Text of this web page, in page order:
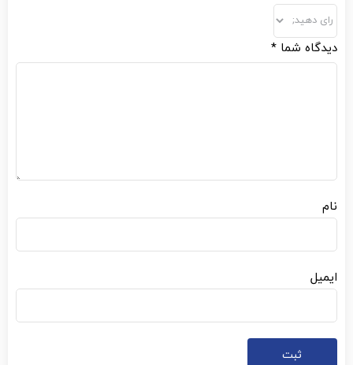
دیدگاه شما *
نام
ایمیل